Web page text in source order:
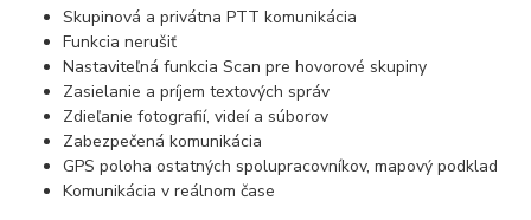
Skupinová a privátna PTT komunikácia
Funkcia nerušiť
Nastaviteľná funkcia Scan pre hovorové skupiny
Zasielanie a príjem textových správ
Zdieľanie fotografií, videí a súborov
Zabezpečená komunikácia
GPS poloha ostatných spolupracovníkov, mapový podklad
Komunikácia v reálnom čase